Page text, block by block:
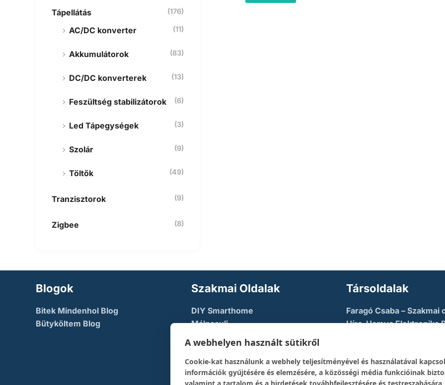
Tápellátás (176)
AC/DC konverter (11)
Akkumulátorok (83)
DC/DC konverterek (13)
Feszültség stabilizátorok (6)
Led Tápegységek (3)
Szolár (9)
Töltők (49)
Tranzisztorok (9)
Zigbee (8)
Blogok
Bitek Mindenhol Blog
Bütyköltem Blog
Szakmai Oldalak
DIY Smarthome
Málnasuli
NodeMcu AZURE
TechFactory
The Developer Guy – Képzési
pont
Társoldalak
Faragó Csaba – Szakmai
Híre-Hamva Elektronika
oldala
Robotika Pécs –
A webhelyen használt sütikről
Cookie-kat használunk a webhely teljesítményével és használatával
információk gyűjtésére és elemzésére, a közösségi média funkcióinak